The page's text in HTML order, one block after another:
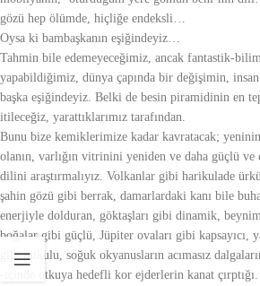
gözü hep ölümde, hiçliğe endeksli…
Oysa ki bambaşkanın eşiğindeyiz…
Tahmin bile edemeyeceğimiz, ancak fantastik-
yapabildiğimiz, dünya çapında bir değişimin,
başka eşiğindeyiz. Belki de besin piramidinin en
itileceğiz, yarattıklarımız tarafından.
Bunu bize kemiklerimize kadar kavratacak;
olanın, varlığın vitrinini yeniden ve daha güçlü ve
dilini araştırmalıyız. Volkanlar gibi harikulade
şahin gözü gibi berrak, damarlardaki kanı bile
enerjiyle dolduran, göktaşları gibi dinamik,
boğalar gibi güçlü, Jüpiter ovaları gibi kapsayıcı,
gibi tutkulu, soğuk okyanusların acımasız
-içinde utkuya hedefli kor ejderlerin kanat çırptığı.